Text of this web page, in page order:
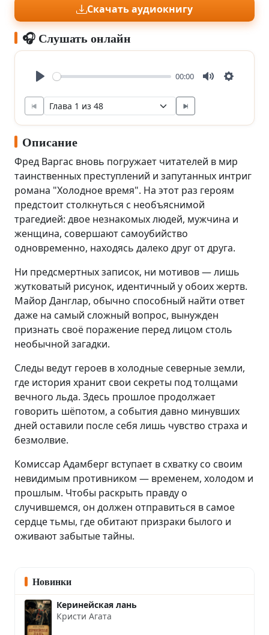
Скачать аудиокнигу
🎧 Слушать онлайн
00:00
Описание
Фред Варгас вновь погружает читателей в мир
таинственных преступлений и запутанных интриг
романа "Холодное время". На этот раз героям
предстоит столкнуться с необъяснимой
трагедией: двое незнакомых людей, мужчина и
женщина, совершают самоубийство
одновременно, находясь далеко друг от друга.
Ни предсмертных записок, ни мотивов — лишь
жутковатый рисунок, идентичный у обоих жертв.
Майор Данглар, обычно способный найти ответ
даже на самый сложный вопрос, вынужден
признать своё поражение перед лицом столь
необычной загадки.
Следы ведут героев в холодные северные земли,
где история хранит свои секреты под толщами
вечного льда. Здесь прошлое продолжает
говорить шёпотом, а события давно минувших
дней оставили после себя лишь чувство страха и
безмолвие.
Комиссар Адамберг вступает в схватку со своим
невидимым противником — временем, холодом и
прошлым. Чтобы раскрыть правду о
случившемся, он должен отправиться в самое
сердце тьмы, где обитают призраки былого и
оживают забытые тайны.
Новинки
Керинейская лань
Кристи Агата